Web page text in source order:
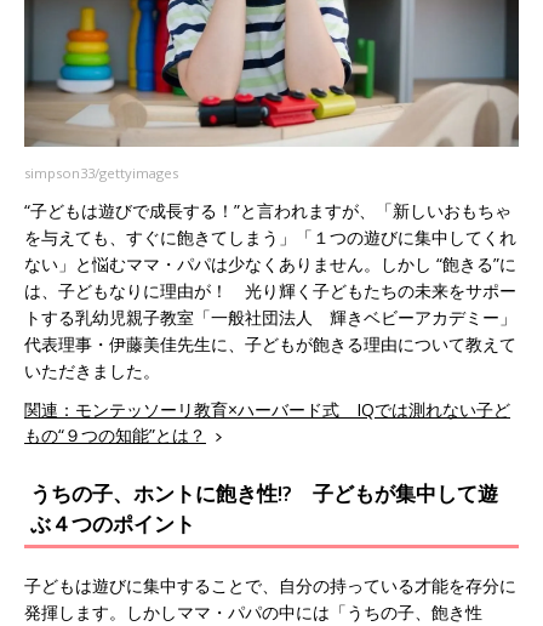
simpson33/gettyimages
“子どもは遊びで成長する！”と言われますが、「新しいおもちゃ
を与えても、すぐに飽きてしまう」「１つの遊びに集中してくれ
ない」と悩むママ・パパは少なくありません。しかし “飽きる”に
は、子どもなりに理由が！ 光り輝く子どもたちの未来をサポー
トする乳幼児親子教室「一般社団法人 輝きベビーアカデミー」
代表理事・伊藤美佳先生に、子どもが飽きる理由について教えて
いただきました。
関連：モンテッソーリ教育×ハーバード式 IQでは測れない子ど
もの“９つの知能”とは？
うちの子、ホントに飽き性!? 子どもが集中して遊
ぶ４つのポイント
子どもは遊びに集中することで、自分の持っている才能を存分に
発揮します。しかしママ・パパの中には「うちの子、飽き性